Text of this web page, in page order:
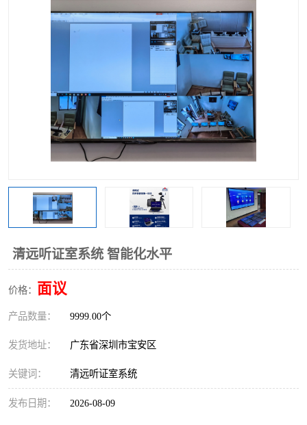
清远听证室系统 智能化水平
价格： 面议
产品数量： 9999.00个
发货地址： 广东省深圳市宝安区
关键词： 清远听证室系统
发布日期： 2026-08-09